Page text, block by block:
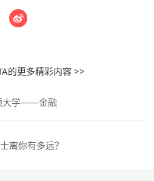
的更多精彩内容 >>
大学——金融
离你有多远？